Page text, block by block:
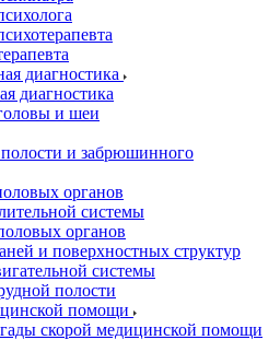
диагностика
диагностика
и шеи
и забрюшинного
органов
системы
органов
и поверхностных структур
системы
полости
помощи
скорой медицинской помощи